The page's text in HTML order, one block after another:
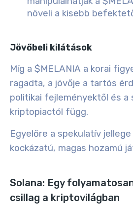
növeli a kisebb
Jövőbeli kilátások
Míg a $MELANIA a korai
ragadta, a jövője a tartós
politikai fejleményektől és a
kriptopiactól függ.
Egyelőre a spekulatív
kockázatú, magas hozamú
Solana: Egy
csillag a kriptovilágban